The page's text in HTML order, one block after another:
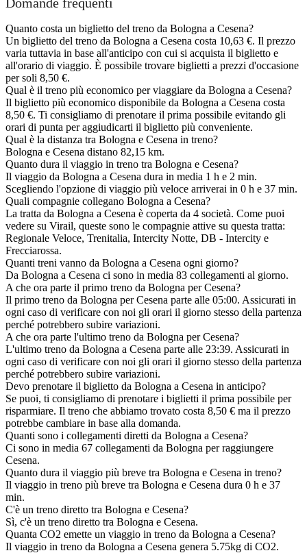
Quanto costa un biglietto del treno da Bologna a Cesena?
Un biglietto del treno da Bologna a Cesena costa 10,63 €. Il prezzo
varia tuttavia in base all'anticipo con cui si acquista il biglietto e
all'orario di viaggio. È possibile trovare biglietti a prezzi d'occasione
per soli 8,50 €.
Qual è il treno più economico per viaggiare da Bologna a Cesena?
Il biglietto più economico disponibile da Bologna a Cesena costa
8,50 €. Ti consigliamo di prenotare il prima possibile evitando gli
orari di punta per aggiudicarti il biglietto più conveniente.
Qual è la distanza tra Bologna e Cesena in treno?
Bologna e Cesena distano 82,15 km.
Quanto dura il viaggio in treno tra Bologna e Cesena?
Il viaggio da Bologna a Cesena dura in media 1 h e 2 min.
Scegliendo l'opzione di viaggio più veloce arriverai in 0 h e 37 min.
Quali compagnie collegano Bologna a Cesena?
La tratta da Bologna a Cesena è coperta da 4 società. Come puoi
vedere su Virail, queste sono le compagnie attive su questa tratta:
Regionale Veloce, Trenitalia, Intercity Notte, DB - Intercity e
Frecciarossa.
Quanti treni vanno da Bologna a Cesena ogni giorno?
Da Bologna a Cesena ci sono in media 83 collegamenti al giorno.
A che ora parte il primo treno da Bologna per Cesena?
Il primo treno da Bologna per Cesena parte alle 05:00. Assicurati in
ogni caso di verificare con noi gli orari il giorno stesso della partenza
perché potrebbero subire variazioni.
A che ora parte l'ultimo treno da Bologna per Cesena?
L'ultimo treno da Bologna a Cesena parte alle 23:39. Assicurati in
ogni caso di verificare con noi gli orari il giorno stesso della partenza
perché potrebbero subire variazioni.
Devo prenotare il biglietto da Bologna a Cesena in anticipo?
Se puoi, ti consigliamo di prenotare i biglietti il prima possibile per
risparmiare. Il treno che abbiamo trovato costa 8,50 € ma il prezzo
potrebbe cambiare in base alla domanda.
Quanti sono i collegamenti diretti da Bologna a Cesena?
Ci sono in media 67 collegamenti da Bologna per raggiungere
Cesena.
Quanto dura il viaggio più breve tra Bologna e Cesena in treno?
Il viaggio in treno più breve tra Bologna e Cesena dura 0 h e 37
min.
C'è un treno diretto tra Bologna e Cesena?
Sì, c'è un treno diretto tra Bologna e Cesena.
Quanta CO2 emette un viaggio in treno da Bologna a Cesena?
Il viaggio in treno da Bologna a Cesena genera 5.75kg di CO2.